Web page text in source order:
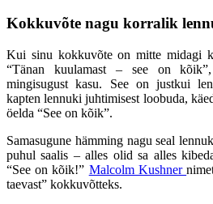
Kokkuvõte nagu korralik
Kui sinu kokkuvõte on mitte midagi
“Tänan kuulamast – see on
mingisugust kasu. See on justkui
kapten lennuki juhtimisest loobuda,
öelda “See on kõik”.
Samasugune hämming nagu seal
puhul saalis – alles olid sa alles
“See on kõik!” Malcolm Kushner
taevast” kokkuvõtteks.